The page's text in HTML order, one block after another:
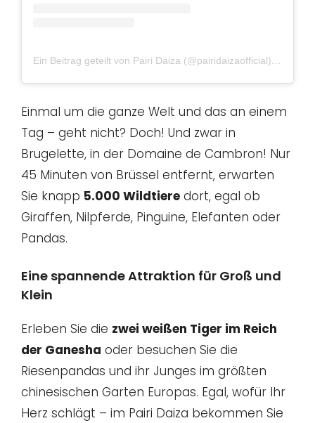
Ein Beitrag geteilt von Pairi Daiza (@pairidaizaofficial)
am
Einmal um die ganze Welt und das an einem
Tag – geht nicht? Doch! Und zwar in
Brugelette, in der Domaine de Cambron! Nur
45 Minuten von Brüssel entfernt, erwarten
Sie knapp 5.000 Wildtiere dort, egal ob
Giraffen, Nilpferde, Pinguine, Elefanten oder
Pandas.
Eine spannende Attraktion für Groß und
Klein
Erleben Sie die zwei weißen Tiger im Reich
der Ganesha oder besuchen Sie die
Riesenpandas und ihr Junges im größten
chinesischen Garten Europas. Egal, wofür Ihr
Herz schlägt – im Pairi Daiza bekommen Sie